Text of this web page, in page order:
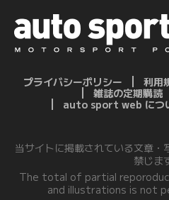
プライバシーポリシー 利用
雑誌の定期購読
auto sport web につ
当サイトに掲載されている文章・
禁じま
The total of partial
and illustrations is not